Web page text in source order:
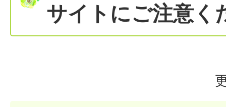
サイトにご注意く